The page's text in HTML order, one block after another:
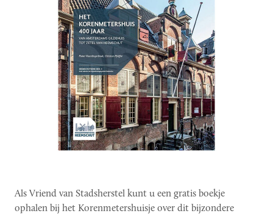
Als Vriend van Stadsherstel kunt u een gratis boekje
ophalen bij het Korenmetershuisje over dit bijzondere